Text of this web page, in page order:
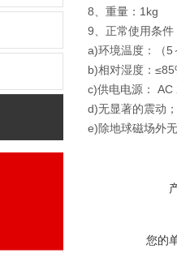
8、重量：1kg
9、正常使用条件
a)环境温度：（
b)相对湿度：
c)供电电源：
d)无显著的震动；
e)除地球磁场外
您的